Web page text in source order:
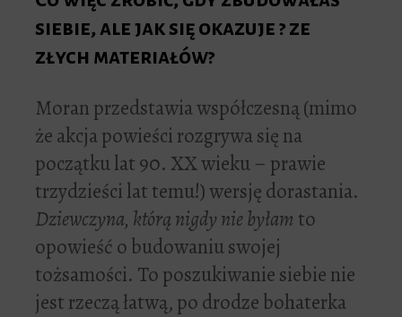
siebie, ale jak się okazuje ? ze
złych materiałów?
Moran przedstawia współczesną (mimo
że akcja powieści rozgrywa się na
początku lat 90. XX wieku – prawie
trzydzieści lat temu!) wersję dorastania.
Dziewczyna, którą nigdy nie byłam to
opowieść o budowaniu swojej
tożsamości. To poszukiwanie siebie nie
jest rzeczą łatwą, po drodze bohaterka